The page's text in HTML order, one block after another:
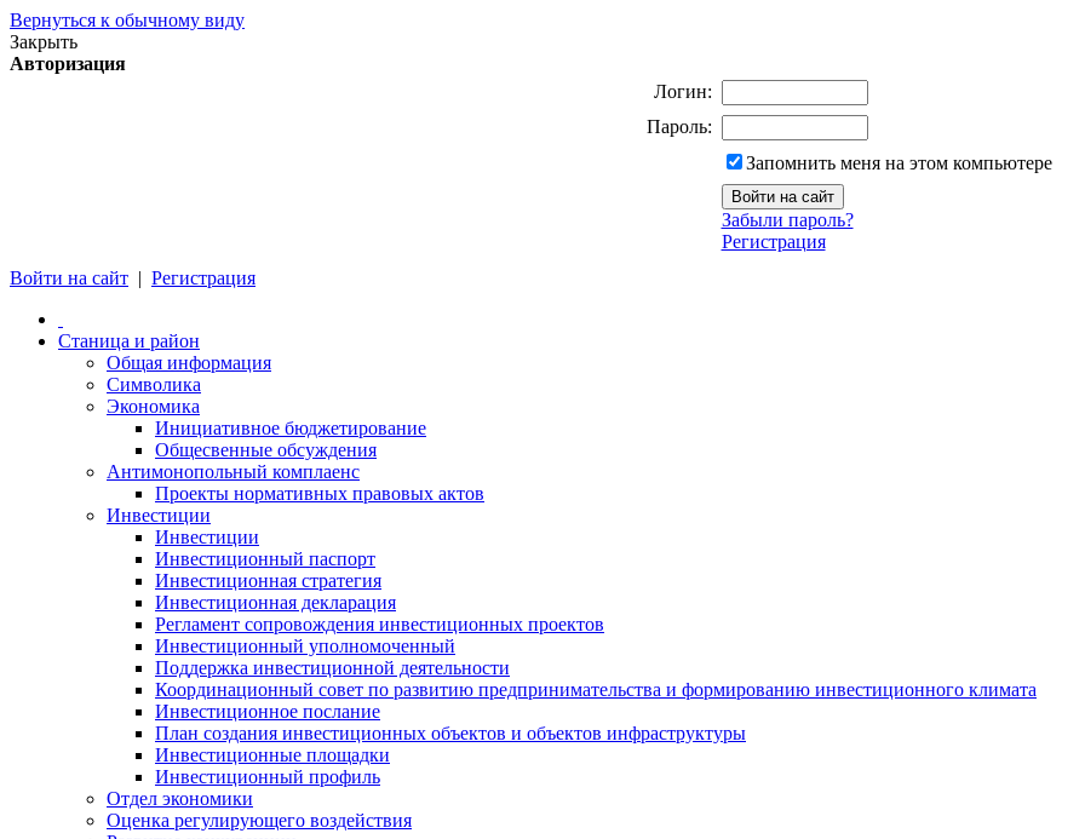
Вернуться к обычному виду
Закрыть
Авторизация
Логин:
Пароль:
Запомнить меня на этом компьютере
Забыли пароль?
Регистрация
Войти на сайт | Регистрация
Станица и район
Общая информация
Символика
Экономика
Инициативное бюджетирование
Общесвенные обсуждения
Антимонопольный комплаенс
Проекты нормативных правовых актов
Инвестиции
Инвестиции
Инвестиционный паспорт
Инвестиционная стратегия
Инвестиционная декларация
Регламент сопровождения инвестиционных проектов
Инвестиционный уполномоченный
Поддержка инвестиционной деятельности
Координационный совет по развитию предпринимательства и формированию инвестиционного климата
Инвестиционное послание
План создания инвестиционных объектов и объектов инфраструктуры
Инвестиционные площадки
Инвестиционный профиль
Отдел экономики
Оценка регулирующего воздействия